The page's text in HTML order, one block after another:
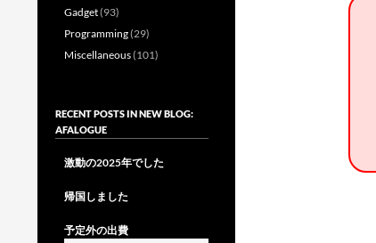
Gadget(93)
Programming(29)
Miscellaneous(101)
RECENT POSTS IN NEW BLOG:
AFALOGUE
激動の2025年でした
帰国しました
予定外の出費